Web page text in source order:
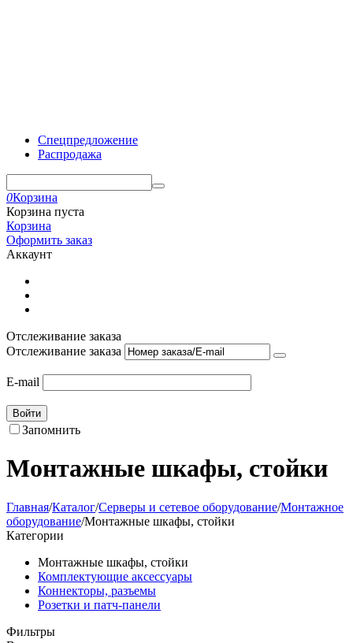
Спецпредложение
Распродажа
0Корзина
Корзина пуста
Корзина
Оформить заказ
Аккаунт
Отслеживание заказа
Отслеживание заказа
E-mail
Войти
Запомнить
Монтажные шкафы, стойки
Главная/Каталог/Серверы и сетевое оборудование/Монтажное
оборудование/Монтажные шкафы, стойки
Категории
Монтажные шкафы, стойки
Комплектующие аксессуары
Коннекторы, разъемы
Розетки и патч-панели
Фильтры